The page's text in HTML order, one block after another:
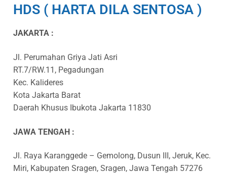
About Us
Products
Pagar Besi Tempa Klasik
Railing Tangga Besi Tempa
Railing Balkon Besi Tempa Klasik
Ranjang Besi Tempa Klasik
Gallery
Gallery Gambar Pagar Besi Tempa Mewah
Gallery Kursi Taman & Kursi Teras Besi Tempa
Articles
Projects
HDS ( HARTA DILA SENTOSA )
JAKARTA :
Jl. Perumahan Griya Jati Asri
RT.7/RW.11, Pegadungan
Kec. Kalideres
Kota Jakarta Barat
Daerah Khusus Ibukota Jakarta 11830
JAWA TENGAH :
Jl. Raya Karanggede – Gemolong, Dusun III, Jeruk, Kec.
Miri, Kabupaten Sragen, Sragen, Jawa Tengah 57276